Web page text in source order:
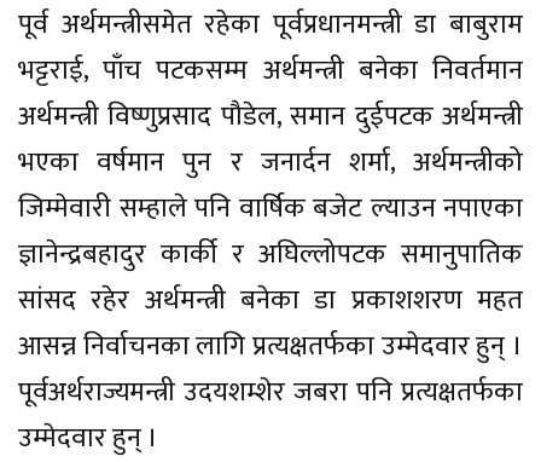
पूर्व अर्थमन्त्रीसमेत रहेका पूर्वप्रधानमन्त्री डा बाबुराम
भट्टराई, पाँच पटकसम्म अर्थमन्त्री बनेका निवर्तमान
अर्थमन्त्री विष्णुप्रसाद पौडेल, समान दुईपटक अर्थमन्त्री
भएका वर्षमान पुन र जनार्दन शर्मा, अर्थमन्त्रीको
जिम्मेवारी सम्हाले पनि वार्षिक बजेट ल्याउन नपाएका
ज्ञानेन्द्रबहादुर कार्की र अघिल्लोपटक समानुपातिक
सांसद रहेर अर्थमन्त्री बनेका डा प्रकाशशरण महत
आसन्न निर्वाचनका लागि प्रत्यक्षतर्फका उम्मेदवार हुन् ।
पूर्वअर्थराज्यमन्त्री उदयशम्शेर जबरा पनि प्रत्यक्षतर्फका
उम्मेदवार हुन् ।